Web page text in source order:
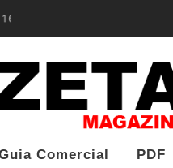
Comercial PDF